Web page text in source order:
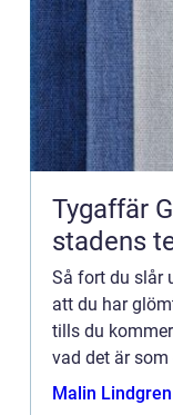
Tygaffär
stadens
Så fort du slår
att du har
tills du
vad det är
undgå att
Malin Lindgren